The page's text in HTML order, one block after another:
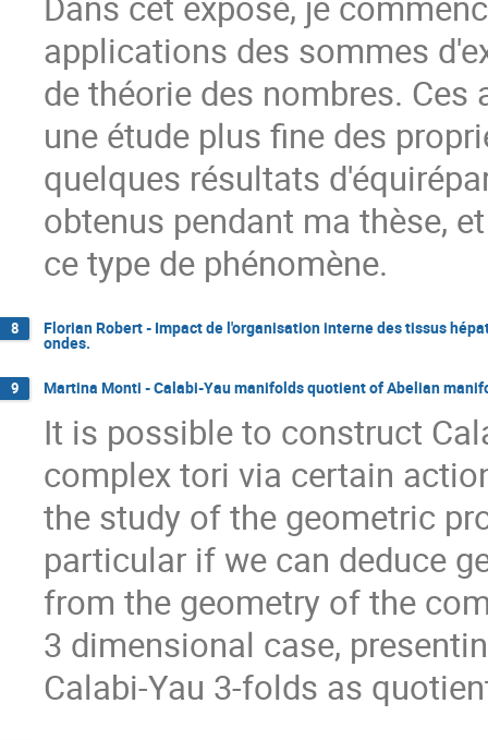
applications des sommes
de théorie des nombres.
une étude plus fine des
quelques résultats
obtenus pendant ma thèse,
ce type de phénomène.
8 Florian Robert - Impact de l'organisation interne des tissus
ondes.
9 Martina Monti - Calabi-Yau manifolds quotient of Abelian
It is possible to construct
complex tori via certain
the study of the geometric
particular if we can deduce
from the geometry of the
3 dimensional case,
Calabi-Yau 3-folds as